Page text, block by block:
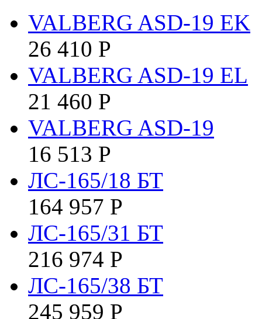
VALBERG ASD-19 EK
26 410 Р
VALBERG ASD-19 EL
21 460 Р
VALBERG ASD-19
16 513 Р
ЛС-165/18 БТ
164 957 Р
ЛС-165/31 БТ
216 974 Р
ЛС-165/38 БТ
245 959 Р